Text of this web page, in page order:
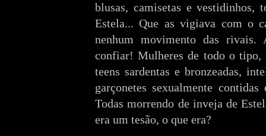
blusas, camisetas e vestidinhos,
Estela... Que as vigiava com o
nenhum movimento das
confiar! Mulheres de todo o tipo,
teens sardentas e bronzeadas,
garçonetes sexualmente
Todas morrendo de inveja de
era um tesão, o que era?